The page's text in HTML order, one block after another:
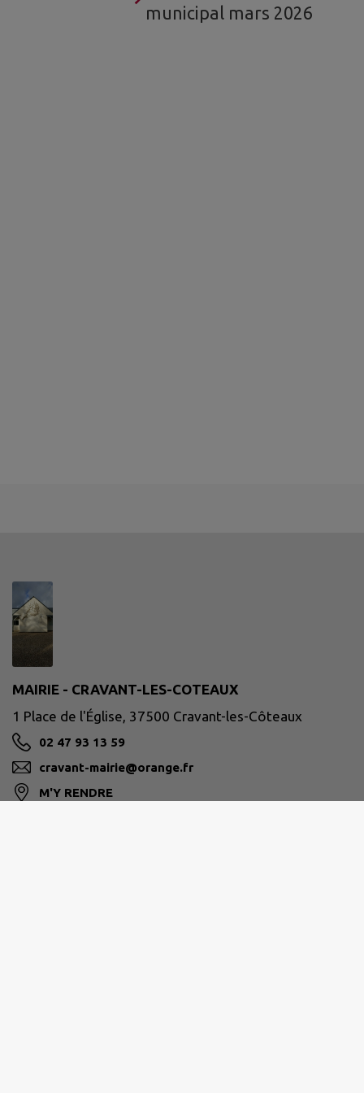
municipal mars 2026
MAIRIE - CRAVANT-LES-COTEAUX
1 Place de l'Église, 37500 Cravant-les-Côteaux
02 47 93 13 59
cravant-mairie@orange.fr
M'Y RENDRE